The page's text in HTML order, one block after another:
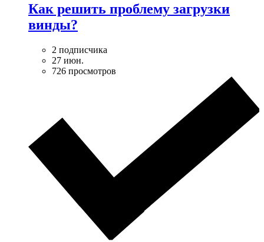
Как решить проблему загрузки
винды?
2 подписчика
27 июн.
726 просмотров